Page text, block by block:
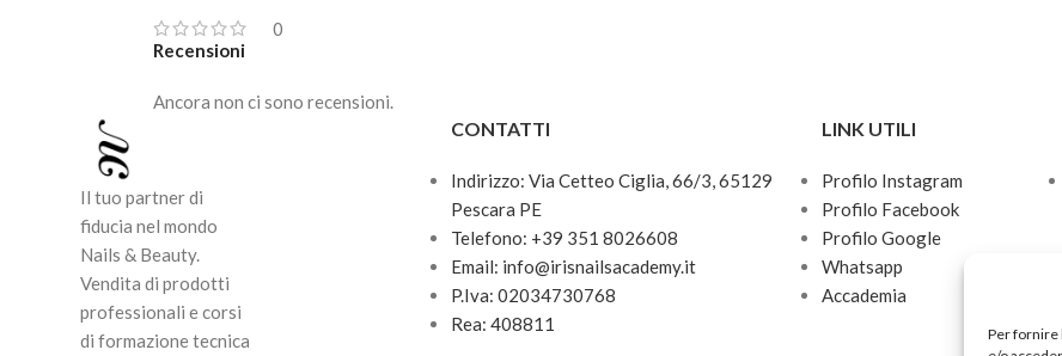
Per fornire
0
Recensioni
Ancora non ci sono recensioni.
Il tuo partner di
fiducia nel mondo
Nails & Beauty.
Vendita di prodotti
professionali e corsi
di formazione tecnica
CONTATTI
Indirizzo: Via Cetteo Ciglia, 66/3, 65129
Pescara PE
Telefono: +39 351 8026608
Email: info@irisnailsacademy.it
P.Iva: 02034730768
Rea: 408811
LINK UTILI
Profilo Instagram
Profilo Facebook
Profilo Google
Whatsapp
Accademia